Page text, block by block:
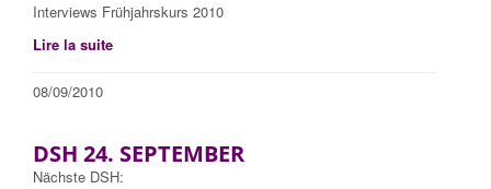
Interviews Frühjahrskurs 2010
Lire la suite
08/09/2010
DSH 24. SEPTEMBER
Nächste DSH: